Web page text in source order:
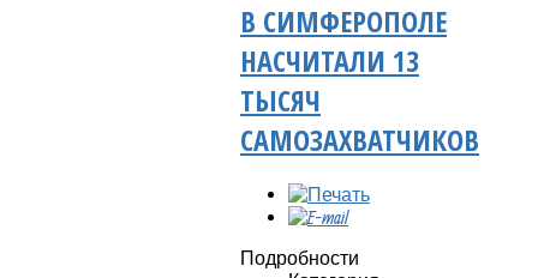
В СИМФЕРОПОЛЕ
НАСЧИТАЛИ 13
ТЫСЯЧ
САМОЗАХВАТЧИКОВ
Подробности